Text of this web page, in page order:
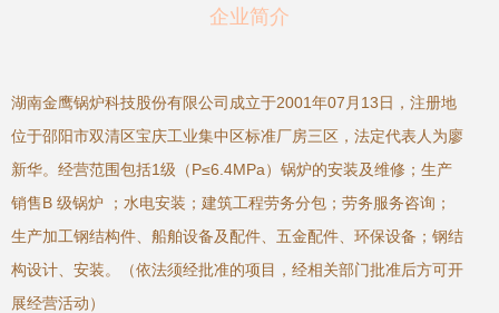
企业简介
湖南金鹰锅炉科技股份有限公司成立于2001年07月13日，注册地
位于邵阳市双清区宝庆工业集中区标准厂房三区，法定代表人为廖
新华。经营范围包括1级（P≤6.4MPa）锅炉的安装及维修；生产
销售B 级锅炉 ；水电安装；建筑工程劳务分包；劳务服务咨询；
生产加工钢结构件、船舶设备及配件、五金配件、环保设备；钢结
构设计、安装。（依法须经批准的项目，经相关部门批准后方可开
展经营活动）